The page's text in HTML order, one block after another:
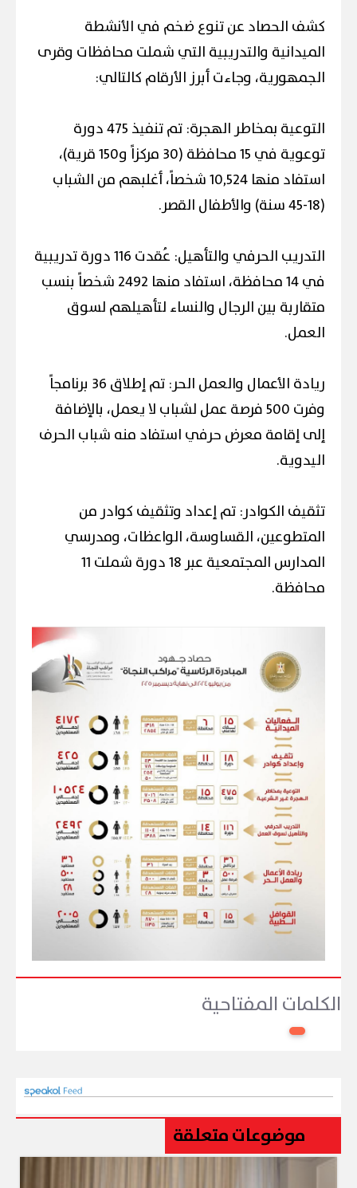
كشف الحصاد عن تنوع ضخم في الأنشطة
الميدانية والتدريبية التي شملت محافظات وقرى
الجمهورية، وجاءت أبرز الأرقام كالتالي:
التوعية بمخاطر الهجرة: تم تنفيذ 475 دورة
توعوية في 15 محافظة (30 مركزاً و150 قرية)،
استفاد منها 10,524 شخصاً، أغلبهم من الشباب
(18-45 سنة) والأطفال القصر.
التدريب الحرفي والتأهيل: عُقدت 116 دورة تدريبية
في 14 محافظة، استفاد منها 2492 شخصاً بنسب
متقاربة بين الرجال والنساء لتأهيلهم لسوق
العمل.
ريادة الأعمال والعمل الحر: تم إطلاق 36 برنامجاً
وفرت 500 فرصة عمل لشباب لا يعمل، بالإضافة
إلى إقامة معرض حرفي استفاد منه شباب الحرف
اليدوية.
تثقيف الكوادر: تم إعداد وتثقيف كوادر من
المتطوعين، القساوسة، الواعظات، ومدرسي
المدارس المجتمعية عبر 18 دورة شملت 11
محافظة.
الكلمات المفتاحية
موضوعات متعلقة